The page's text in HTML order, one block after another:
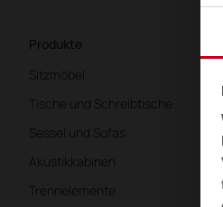
Produkte
Sitzmöbel
Tische und Schreibtische
Sessel und Sofas
Akustikkabinen
Trennelemente